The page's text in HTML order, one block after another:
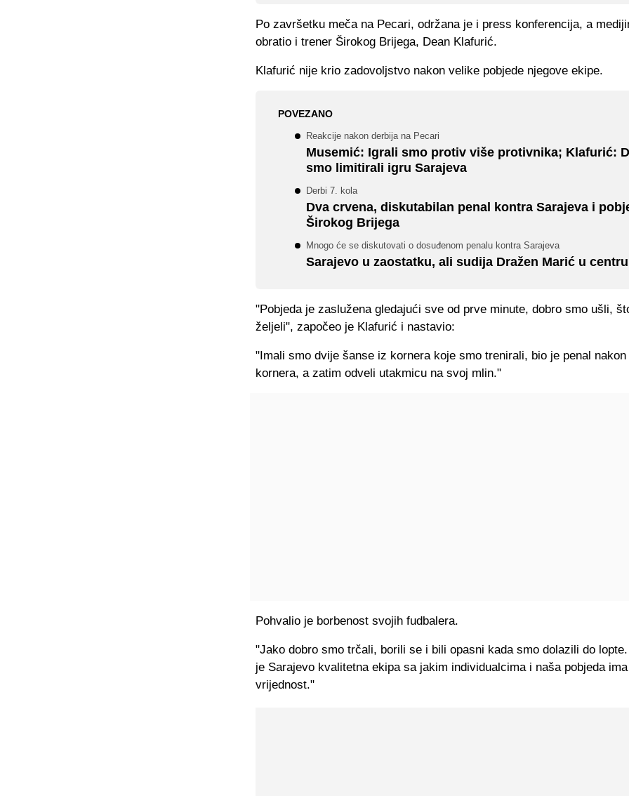
Po završetku meča na Pecari, održana je i press konferencija, a
obratio i trener Širokog Brijega, Dean Klafurić.
Klafurić nije krio zadovoljstvo nakon velike pobjede njegove ekipe.
POVEZANO
Reakcije nakon derbija na Pecari
Musemić: Igrali smo protiv više protivnika; Klafurić:
smo limitirali igru Sarajeva
Derbi 7. kola
Dva crvena, diskutabilan penal kontra Sarajeva i
Širokog Brijega
Mnogo će se diskutovati o dosuđenom penalu kontra Sarajeva
Sarajevo u zaostatku, ali sudija Dražen Marić u
"Pobjeda je zaslužena gledajući sve od prve minute, dobro smo ušli,
željeli", započeo je Klafurić i nastavio:
"Imali smo dvije šanse iz kornera koje smo trenirali, bio je penal nakon
kornera, a zatim odveli utakmicu na svoj mlin."
Pohvalio je borbenost svojih fudbalera.
"Jako dobro smo trčali, borili se i bili opasni kada smo dolazili do
je Sarajevo kvalitetna ekipa sa jakim individualcima i naša pobjeda
vrijednost."